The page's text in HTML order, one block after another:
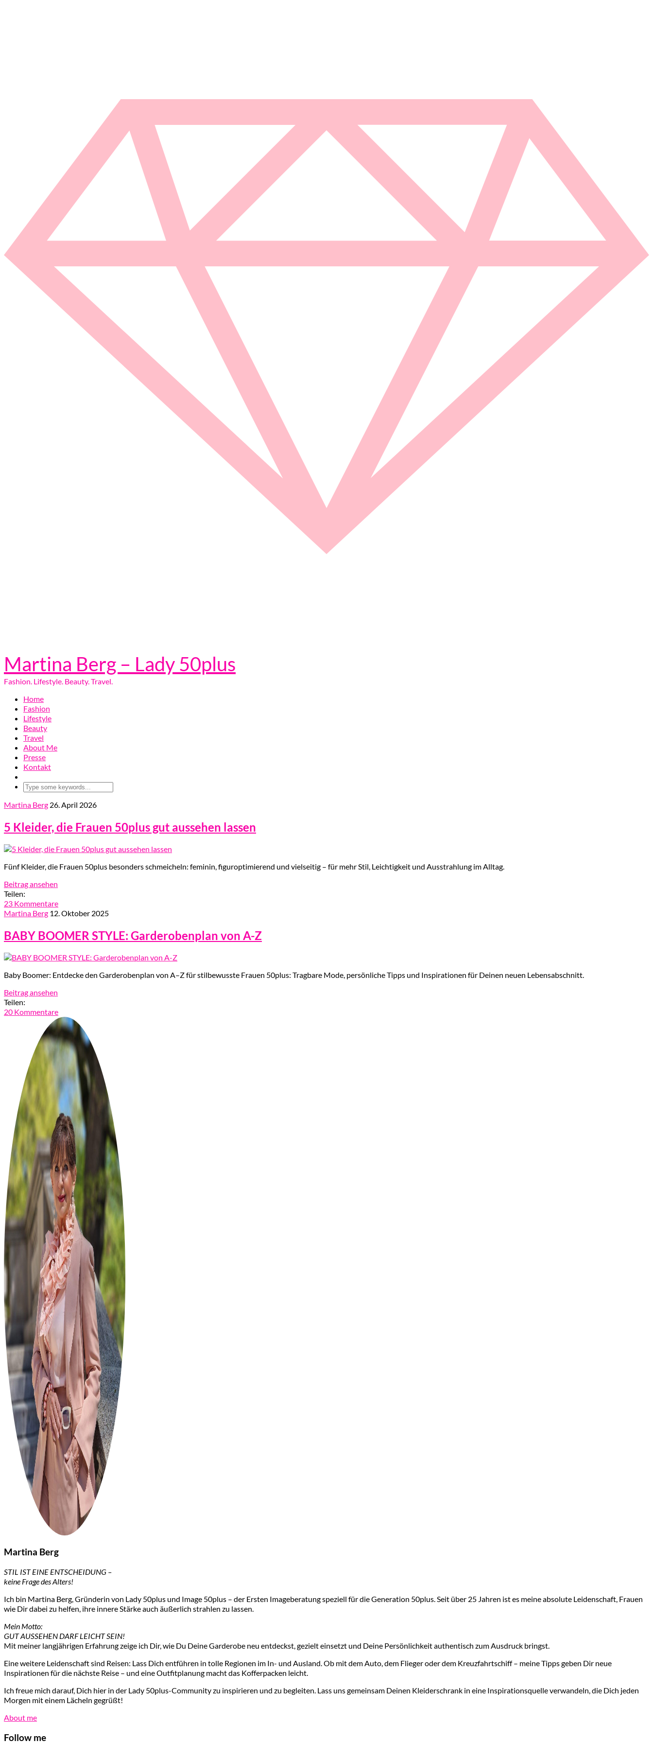
Martina Berg – Lady 50plus
Fashion. Lifestyle. Beauty. Travel.
Home
Fashion
Lifestyle
Beauty
Travel
About Me
Presse
Kontakt
Martina Berg 26. April 2026
5 Kleider, die Frauen 50plus gut aussehen lassen
Fünf Kleider, die Frauen 50plus besonders schmeicheln: feminin, figuroptimierend und vielseitig – für mehr Stil, Leichtigkeit und Ausstrahlung im Alltag.
Beitrag ansehen
Teilen:
23 Kommentare
Martina Berg 12. Oktober 2025
BABY BOOMER STYLE: Garderobenplan von A-Z
Baby Boomer: Entdecke den Garderobenplan von A–Z für stilbewusste Frauen 50plus: Tragbare Mode, persönliche Tipps und Inspirationen für Deinen neuen Lebensabschnitt.
Beitrag ansehen
Teilen:
20 Kommentare
Martina Berg
STIL IST EINE ENTSCHEIDUNG –
keine Frage des Alters!
Ich bin Martina Berg, Gründerin von Lady 50plus und Image 50plus – der Ersten Imageberatung speziell für die Generation 50plus. Seit über 25 Jahren ist es meine absolute Leidenschaft, Frauen
wie Dir dabei zu helfen, ihre innere Stärke auch äußerlich strahlen zu lassen.
Mein Motto:
GUT AUSSEHEN DARF LEICHT SEIN!
Mit meiner langjährigen Erfahrung zeige ich Dir, wie Du Deine Garderobe neu entdeckst, gezielt einsetzt und Deine Persönlichkeit authentisch zum Ausdruck bringst.
Eine weitere Leidenschaft sind Reisen: Lass Dich entführen in tolle Regionen im In- und Ausland. Ob mit dem Auto, dem Flieger oder dem Kreuzfahrtschiff – meine Tipps geben Dir neue
Inspirationen für die nächste Reise – und eine Outfitplanung macht das Kofferpacken leicht.
Ich freue mich darauf, Dich hier in der Lady 50plus-Community zu inspirieren und zu begleiten. Lass uns gemeinsam Deinen Kleiderschrank in eine Inspirationsquelle verwandeln, die Dich jeden
Morgen mit einem Lächeln gegrüßt!
About me
Follow me